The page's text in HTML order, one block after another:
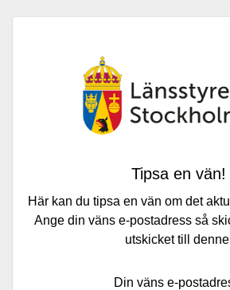
Tipsa en vän!
Här kan du tipsa en vän om det
Ange din väns e-postadress så
utskicket till
Din väns e-